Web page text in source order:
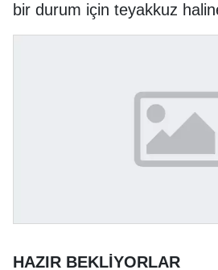
bir durum için teyakkuz
HAZIR BEKLİYORLAR